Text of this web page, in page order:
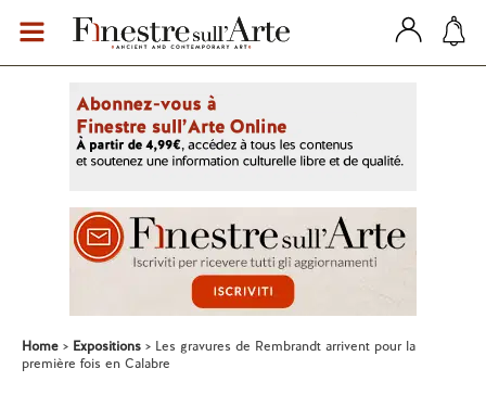
Home Expositions
Les gravures de Rembrandt arrivent pour la
première fois en Calabre